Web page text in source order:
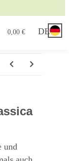
0,00 € DE
und